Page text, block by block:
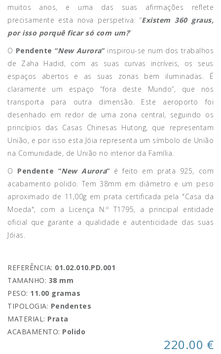
muitos anos, e uma das suas afirmações reflete
precisamente esta nova perspetiva: “Existem 360 graus,
por isso porquê ficar só com um?”
O Pendente “New Aurora” inspirou-se num dos trabalhos
de Zaha Hadid, com as suas curvas incríveis, os seus
espaços abertos e as suas zonas bem iluminadas. É
claramente um espaço “fora deste Mundo”, que nos
transporta para outra dimensão. Este aeroporto foi
desenhado em redor de uma zona central, seguindo os
princípios das Casas Chinesas Hutong, que representam
União, e por isso esta Jóia representa um símbolo de União
na Comunidade, de União no interior da Família.
O Pendente “New Aurora” é feito em prata 925, com
acabamento polido. Tem 38mm em diâmetro e um peso
aproximado de 11,00g em prata certificada pela "Casa da
Moeda", com a Licença N.º T1795, a principal entidade
oficial que garante a qualidade e autenticidade das suas
Jóias.
REFERÊNCIA: 01.02.010.PD.001
TAMANHO: 38 mm
PESO: 11.00 gramas
TIPOLOGIA: Pendentes
MATERIAL: Prata
ACABAMENTO: Polido
220.00 €